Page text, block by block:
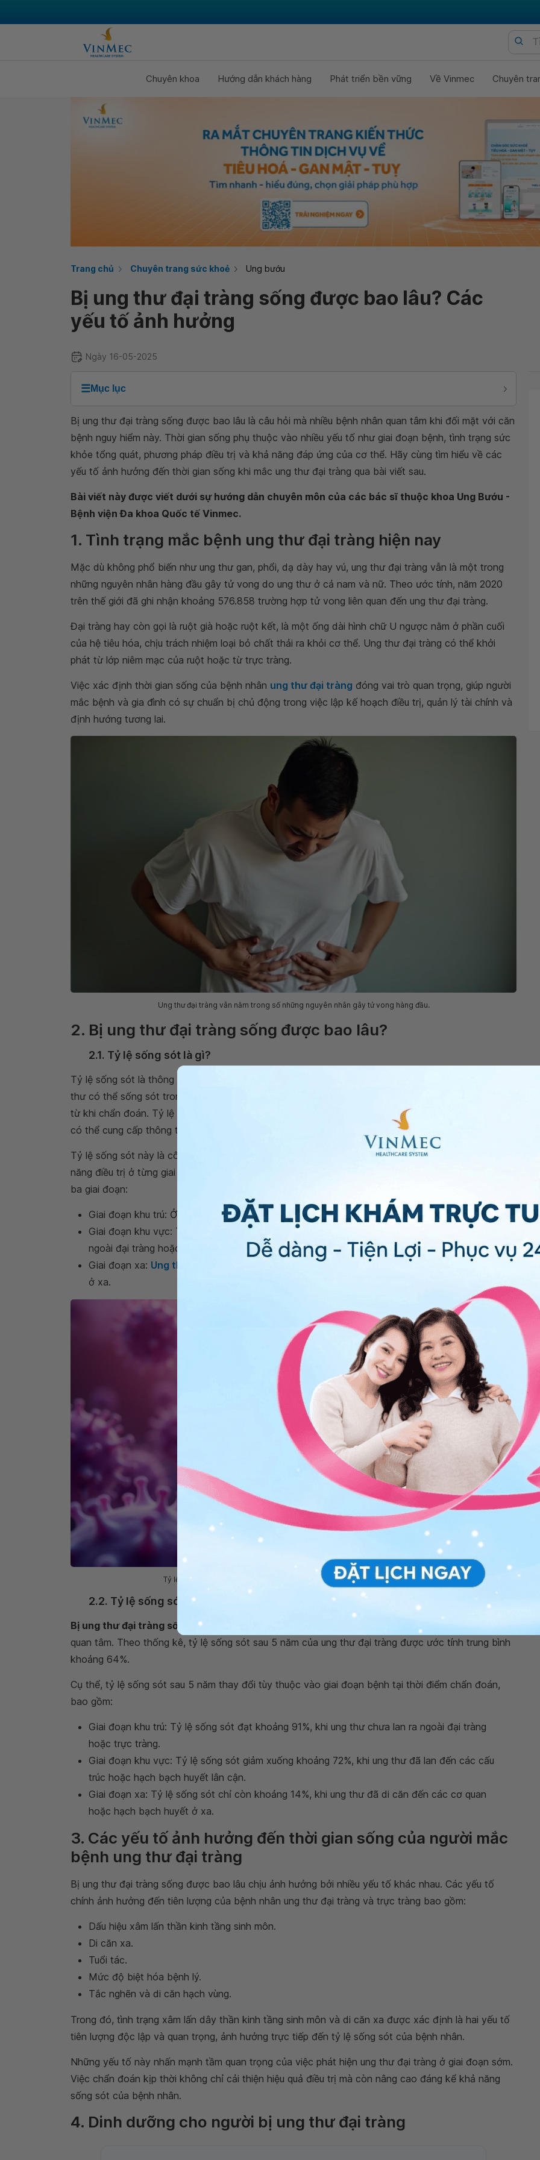
Chuyên khoa Hướng dẫn khách hàng Phát triển bền vững Về Vinmec Chuyên
Trang chủ Chuyên trang sức khoẻ Ung bướu
Bị ung thư đại tràng sống được bao lâu? Các
yếu tố ảnh hưởng
Ngày 16-05-2025
☰Mục lục
Bị ung thư đại tràng sống được bao lâu là câu hỏi mà nhiều bệnh nhân quan tâm khi đối mặt với căn
bệnh nguy hiểm này. Thời gian sống phụ thuộc vào nhiều yếu tố như giai đoạn bệnh, tình trạng sức
khỏe tổng quát, phương pháp điều trị và khả năng đáp ứng của cơ thể. Hãy cùng tìm hiểu về các
yếu tố ảnh hưởng đến thời gian sống khi mắc ung thư đại tràng qua bài viết sau.
Bài viết này được viết dưới sự hướng dẫn chuyên môn của các bác sĩ thuộc khoa Ung Bướu -
Bệnh viện Đa khoa Quốc tế Vinmec.
1. Tình trạng mắc bệnh ung thư đại tràng hiện nay
Mặc dù không phổ biến như ung thư gan, phổi, dạ dày hay vú, ung thư đại tràng vẫn là một trong
những nguyên nhân hàng đầu gây tử vong do ung thư ở cả nam và nữ. Theo ước tính, năm 2020
trên thế giới đã ghi nhận khoảng 576.858 trường hợp tử vong liên quan đến ung thư đại tràng.
Đại tràng hay còn gọi là ruột già hoặc ruột kết, là một ống dài hình chữ U ngược nằm ở phần cuối
của hệ tiêu hóa, chịu trách nhiệm loại bỏ chất thải ra khỏi cơ thể. Ung thư đại tràng có thể khởi
phát từ lớp niêm mạc của ruột hoặc từ trực tràng.
Việc xác định thời gian sống của bệnh nhân ung thư đại tràng đóng vai trò quan trọng, giúp người
mắc bệnh và gia đình có sự chuẩn bị chủ động trong việc lập kế hoạch điều trị, quản lý tài chính và
định hướng tương lai.
Ung thư đại tràng vẫn nằm trong số những nguyên nhân gây tử vong hàng đầu.
2. Bị ung thư đại tràng sống được bao lâu?
2.1. Tỷ lệ sống sót là gì?
Tỷ lệ sống sót là thông số thể hiện phần trăm bệnh nhân mắc cùng loại ung thư và giai đoạn ung
thư có thể sống sót trong một khoảng thời gian nhất định, thường được tính trong vòng 5 năm kể
từ khi chẩn đoán. Tỷ lệ này không thể dự đoán chính xác thời gian sống của một cá nhân nhưng
có thể cung cấp thông tin giúp bệnh nhân và gia đình ước lượng khả năng điều trị thành công.
Tỷ lệ sống sót này là công cụ hữu ích, hỗ trợ bệnh nhân trong việc hiểu rõ hơn về bệnh tình và khả
năng điều trị ở từng giai đoạn cụ thể. Dựa trên mức độ di căn của bệnh, ung thư được chia thành
ba giai đoạn:
Giai đoạn khu trú: Ở giai đoạn này, ung thư chưa lan ra ngoài đại tràng hoặc trực tràng.
Giai đoạn khu vực: Tế bào ung thư đã lan ra các cấu trúc hoặc hạch bạch huyết lân cận bên
ngoài đại tràng hoặc trực tràng.
Giai đoạn xa: Ung thư di căn
đến các cơ quan ở xa như phổi, gan hoặc các hạch bạch huyết
ở xa.
Tỷ lệ sống sót phụ thuộc vào giai đoạn mà ung thư đại tràng được phát hiện.
2.2. Tỷ lệ sống sót sau 5 năm khi bị ung thư đại tràng
Bị ung thư đại tràng sống được bao lâu
là câu hỏi thường được nhiều bệnh nhân và người nhà
quan tâm. Theo thống kê, tỷ lệ sống sót sau 5 năm của ung thư đại tràng được ước tính trung bình
khoảng 64%.
Cụ thể, tỷ lệ sống sót sau 5 năm thay đổi tùy thuộc vào giai đoạn bệnh tại thời điểm chẩn đoán,
bao gồm:
Giai đoạn khu trú: Tỷ lệ sống sót đạt khoảng 91%, khi ung thư chưa lan ra ngoài đại tràng
hoặc trực tràng.
Giai đoạn khu vực: Tỷ lệ sống sót giảm xuống khoảng 72%, khi ung thư đã lan đến các cấu
trúc hoặc hạch bạch huyết lân cận.
Giai đoạn xa: Tỷ lệ sống sót chỉ còn khoảng 14%, khi ung thư đã di căn đến các cơ quan
hoặc hạch bạch huyết ở xa.
3. Các yếu tố ảnh hưởng đến thời gian sống của người mắc
bệnh ung thư đại tràng
Bị ung thư đại tràng sống được bao lâu chịu ảnh hưởng bởi nhiều yếu tố khác nhau. Các yếu tố
chính ảnh hưởng đến tiên lượng của bệnh nhân ung thư đại tràng và trực tràng bao gồm:
Dấu hiệu xâm lấn thần kinh tầng sinh môn.
Di căn xa.
Tuổi tác.
Mức độ biệt hóa bệnh lý.
Tắc nghẽn và di căn hạch vùng.
Trong đó, tình trạng xâm lấn dây thần kinh tầng sinh môn và di căn xa được xác định là hai yếu tố
tiên lượng độc lập và quan trọng, ảnh hưởng trực tiếp đến tỷ lệ sống sót của bệnh nhân.
Những yếu tố này nhấn mạnh tầm quan trọng của việc phát hiện ung thư đại tràng ở giai đoạn sớm.
Việc chẩn đoán kịp thời không chỉ cải thiện hiệu quả điều trị mà còn nâng cao đáng kể khả năng
sống sót của bệnh nhân.
4. Dinh dưỡng cho người bị ung thư đại tràng